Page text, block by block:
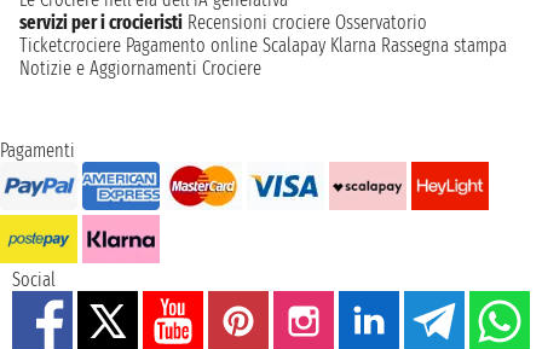
servizi per i crocieristi Recensioni crociere Osservatorio
Ticketcrociere Pagamento online Scalapay Klarna Rassegna stampa
Notizie e Aggiornamenti Crociere
Pagamenti
Social